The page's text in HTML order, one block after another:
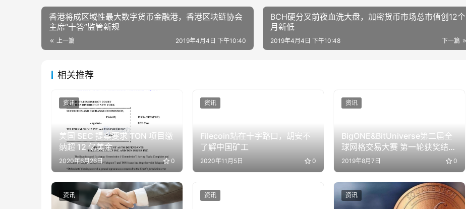
香港将成区域性最大数字货币金融港，香港区块链协会
主席“十答”监管新规
上一篇 2019年4月4日 下午10:40
BCH硬分叉前夜血洗大盘，加密货币市场总市值创12个
月新低
下一篇
2019年4月4日 下午10:48
相关推荐
美国 SEC 提案要求 TON 项目缴
纳超 12 亿美金
2020年6月26日 0
资讯
Filecoin站在十字路口，胡安不
了解中国矿工
2020年11月5日 0
资讯
BigONE&BitUniverse第二届全
球网格交易大赛 第一轮获奖结果
已出炉
2019年8月7日 0
资讯
资讯 资讯 资讯